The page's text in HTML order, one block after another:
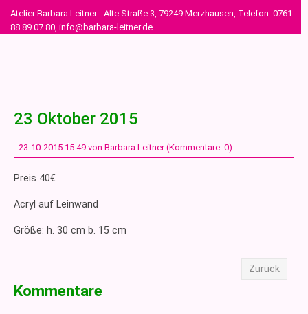
Atelier Barbara Leitner - Alte Straße 3, 79249 Merzhausen, Telefon: 0761
88 89 07 80, info@barbara-leitner.de
23 Oktober 2015
23-10-2015 15:49 von Barbara Leitner (Kommentare: 0)
Preis 40€
Acryl auf Leinwand
Größe: h. 30 cm b. 15 cm
Zurück
Kommentare